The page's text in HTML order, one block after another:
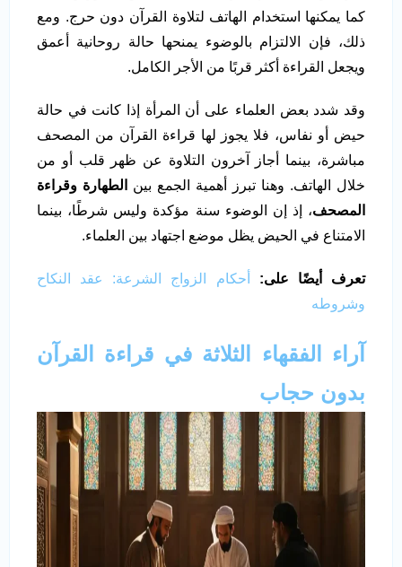
كما يمكنها استخدام الهاتف لتلاوة القرآن دون حرج. ومع
ذلك، فإن الالتزام بالوضوء يمنحها حالة روحانية أعمق
ويجعل القراءة أكثر قربًا من الأجر الكامل.
وقد شدد بعض العلماء على أن المرأة إذا كانت في حالة
حيض أو نفاس، فلا يجوز لها قراءة القرآن من المصحف
مباشرة، بينما أجاز آخرون التلاوة عن ظهر قلب أو من
خلال الهاتف. وهنا تبرز أهمية الجمع بين
الطهارة وقراءة
المصحف، إذ إن الوضوء سنة مؤكدة وليس شرطًا، بينما
الامتناع في الحيض يظل موضع اجتهاد بين العلماء.
تعرف أيضًا على:
أحكام الزواج الشرعة: عقد النكاح
وشروطه
آراء الفقهاء الثلاثة في قراءة القرآن
بدون حجاب